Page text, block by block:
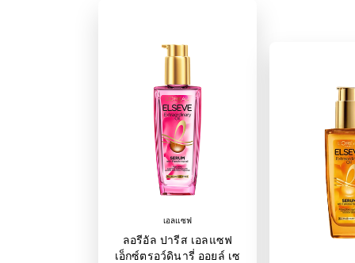
เอลแซฟ
ลอรีอัล ปารีส เอลแซฟ
เอ็กซ์ตรอว์ดินารี่ ออยล์ เซ